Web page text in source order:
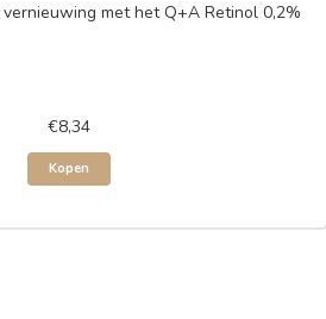
met het Q+A Retinol 0,2%
€8,34
Kopen